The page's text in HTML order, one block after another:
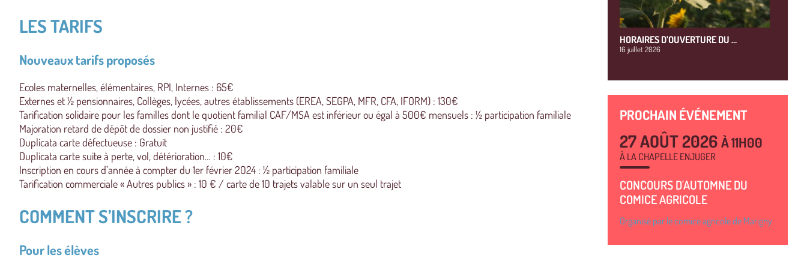
LES TARIFS
Nouveaux tarifs proposés
Ecoles maternelles, élémentaires, RPI, Internes : 65€
Externes et ½ pensionnaires, Collèges, lycées, autres établissements (EREA, SEGPA, MFR, CFA, IFORM) : 130€
Tarification solidaire pour les familles dont le quotient familial CAF/MSA est inférieur ou égal à 500€ mensuels : ½ participation familiale
Majoration retard de dépôt de dossier non justifié : 20€
Duplicata carte défectueuse : Gratuit
Duplicata carte suite à perte, vol, détérioration… : 10€
Inscription en cours d’année à compter du 1er février 2024 : ½ participation familiale
Tarification commerciale « Autres publics » : 10 € / carte de 10 trajets valable sur un seul trajet
COMMENT S’INSCRIRE ?
Pour les élèves
HORAIRES D’OUVERTURE DU …
16 juillet 2026
PROCHAIN ÉVÉNEMENT
27 AOÛT 2026 À 11H00
À LA CHAPELLE ENJUGER
CONCOURS D'AUTOMNE DU
COMICE AGRICOLE
Organisé par le comice agricole de Marigny